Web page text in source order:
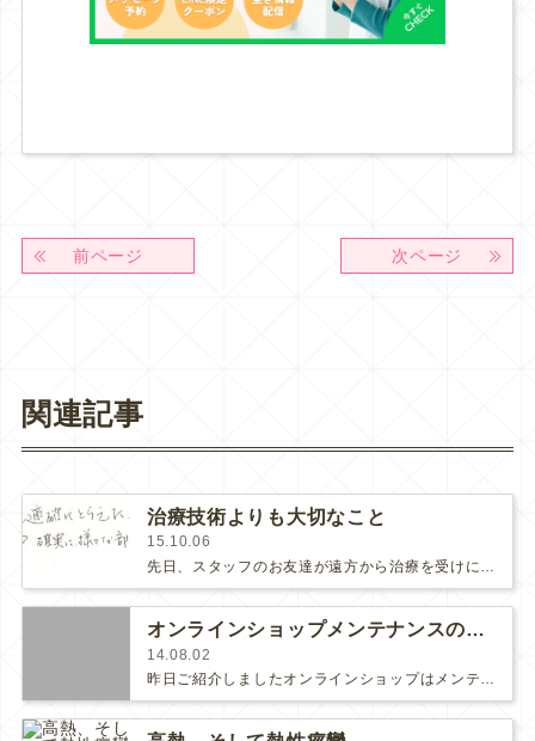
前ページ 次ページ
関連記事
治療技術よりも大切なこと
15.10.06
先日、スタッフのお友達が遠方から治療を受けに来て下さいました♡スタッフのお肌がとてもキレイになったので「同じ治療（PRP血小板療…
オンラインショップメンテナンスのご報告
14.08.02
昨日ご紹介しましたオンラインショップはメンテナンスのために現在、お使い頂くことができません。本日中には復旧の予定です。ご迷惑…